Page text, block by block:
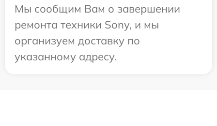
Мы сообщим Вам о завершении
ремонта техники Sony, и мы
организуем доставку по
указанному адресу.